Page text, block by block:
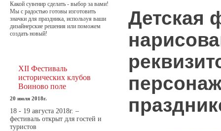
Детская
Какой сувенир сделать - выбор за вами!
Мы с радостью готовы изготовить
значки для праздника, используя ваши
дизайнерские решения или поможем
создать новый!
XII Фестиваль
исторических клубов
Воиново поле
20 июля 2018г.
18 - 19 августа 2018г. –
фестиваль открыт для гостей и
туристов